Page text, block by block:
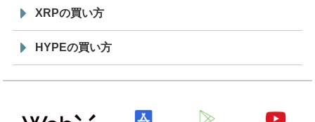
XRPの買い方
HYPEの買い方